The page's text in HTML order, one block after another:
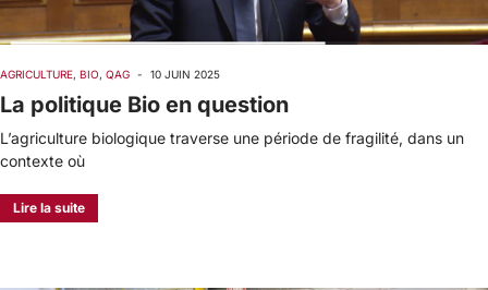
AGRICULTURE, BIO, QAG - 10 JUIN 2025
La politique Bio en question
L’agriculture biologique traverse une période de fragilité, dans un
contexte où
Lire la suite